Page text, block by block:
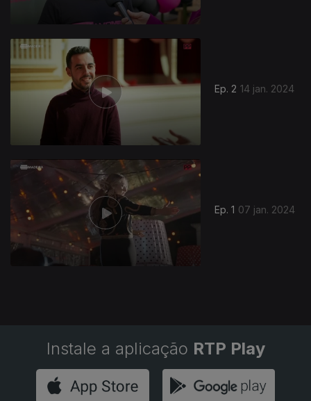
Ep. 2 14 jan. 2024
Ep. 1 07 jan. 2024
739664
Instale a aplicação RTP Play